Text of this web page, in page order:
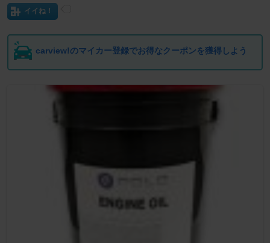
イイね！
carview!のマイカー登録でお得なクーポンを獲得しよう